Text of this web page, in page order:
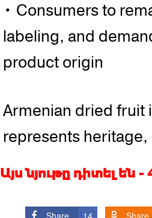
• Consumers to
labeling, and
product origin
Armenian dried fruit
represents
Այս նյութը դիտել են
Share 14 Share